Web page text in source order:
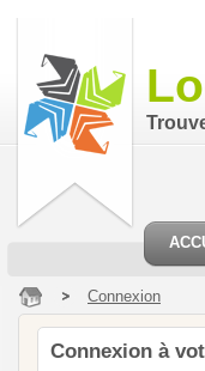
Connexion
Connexion à